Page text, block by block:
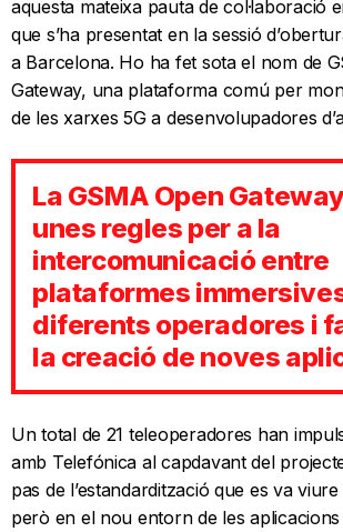
aquesta mateixa pauta de col·laboració
que s’ha presentat en la sessió
a Barcelona. Ho ha fet sota el nom de
Gateway, una plataforma comú per
de les xarxes 5G a desenvolupadores
La GSMA Open
unes regles per a la
intercomunicació entre
plataformes
diferents operadores i
la creació de noves
Un total de 21 teleoperadores han
amb Telefónica al capdavant del
pas de l’estandardització que es va
però en el nou entorn de les